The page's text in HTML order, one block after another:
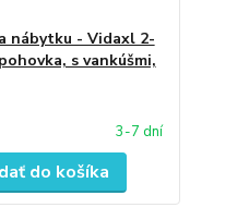
nábytku - Vidaxl 2-
s vankúšmi,
3-7 dní
do košíka